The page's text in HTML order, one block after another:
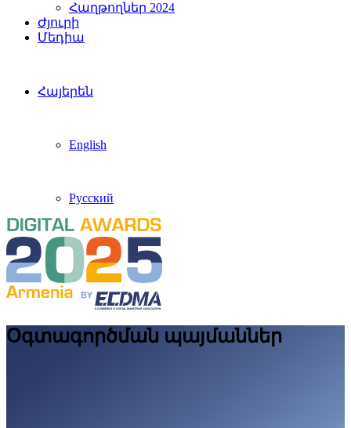
Հաղթողներ 2024
Ժյուրի
Մեդիա
Հայերեն
English
Русский
Օգտագործման պայմաններ